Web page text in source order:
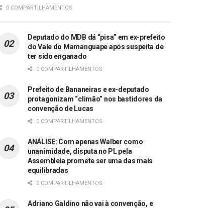
0 COMPARTILHAMENTOS
Deputado do MDB dá “pisa” em ex-prefeito
do Vale do Mamanguape após suspeita de
ter sido enganado
0 COMPARTILHAMENTOS
Prefeito de Bananeiras e ex-deputado
protagonizam “climão” nos bastidores da
convenção de Lucas
0 COMPARTILHAMENTOS
ANÁLISE: Com apenas Walber como
unanimidade, disputa no PL pela
Assembleia promete ser uma das mais
equilibradas
0 COMPARTILHAMENTOS
Adriano Galdino não vai à convenção, e